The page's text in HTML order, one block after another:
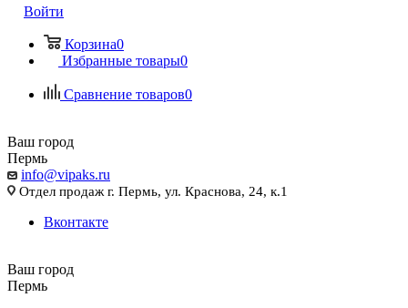
Войти
Корзина0
Избранные товары0
Сравнение товаров0
Ваш город
Пермь
info@vipaks.ru
Отдел продаж г. Пермь, ул. Краснова, 24, к.1
Вконтакте
Ваш город
Пермь